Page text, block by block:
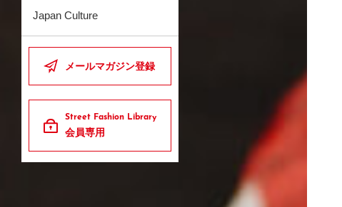
Japan Culture
メールマガジン登録
Street Fashion Library
会員専用